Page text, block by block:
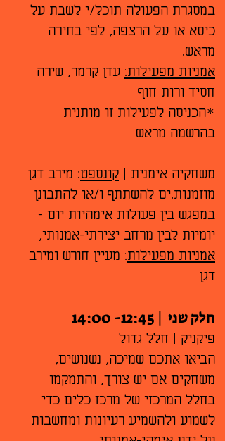
במסגרת הפעולה תוכל/י לשבת על
כיסא או על הרצפה, לפי בחירה
מראש.
אמניות מפעילות: עדן קרמר, שירה
חסיד ורות חוף
*הכניסה לפעילות זו מותנית
בהרשמה מראש
משחקיה אימנית | קונספט: מירב דגן
מוזמנות.ים להשתתף ו/או להתבונן
במפגש בין פעולות אימהיות יום -
יומיות לבין מרחב יצירתי-אמנותי,
אמניות מפעילות: מעיין חורש ומירב
דגן
חלק שני | 12:45- 14:00
פיקניק | חלל גדול
הביאו אתכם שמיכה, נשנושים,
משחקים אם יש צורך, והתמקמו
בחלל המרכזי של מרכז כלים כדי
לשמוע ולהשמיע רעיונות ומחשבות